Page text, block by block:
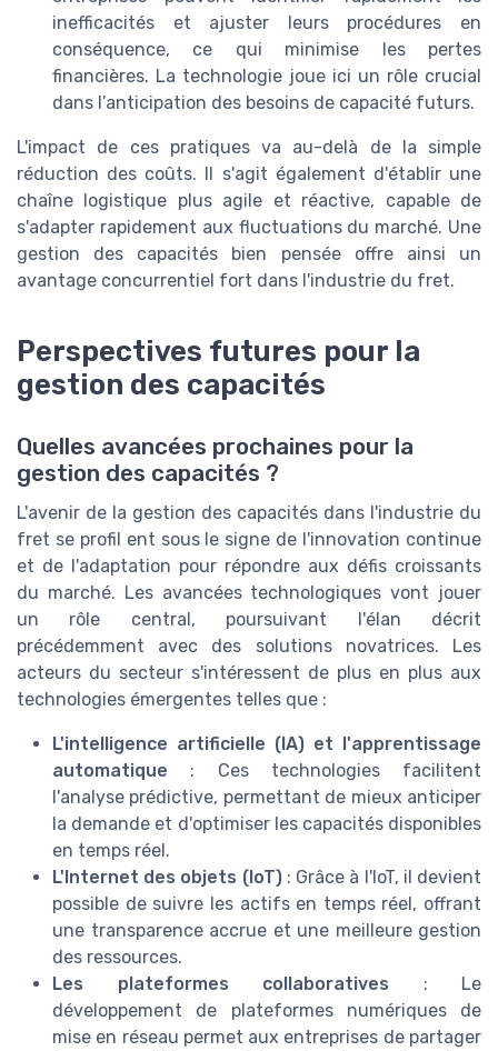
inefficacités et ajuster leurs procédures en
conséquence, ce qui minimise les pertes
financières. La technologie joue ici un rôle crucial
dans l’anticipation des besoins de capacité futurs.
L'impact de ces pratiques va au-delà de la simple
réduction des coûts. Il s'agit également d'établir une
chaîne logistique plus agile et réactive, capable de
s'adapter rapidement aux fluctuations du marché. Une
gestion des capacités bien pensée offre ainsi un
avantage concurrentiel fort dans l'industrie du fret.
Perspectives futures pour la
gestion des capacités
Quelles avancées prochaines pour la
gestion des capacités ?
L'avenir de la gestion des capacités dans l'industrie du
fret se profil ent sous le signe de l'innovation continue
et de l'adaptation pour répondre aux défis croissants
du marché. Les avancées technologiques vont jouer
un rôle central, poursuivant l'élan décrit
précédemment avec des solutions novatrices. Les
acteurs du secteur s'intéressent de plus en plus aux
technologies émergentes telles que :
L'intelligence artificielle (IA) et l'apprentissage
automatique : Ces technologies facilitent
l'analyse prédictive, permettant de mieux anticiper
la demande et d'optimiser les capacités disponibles
en temps réel.
L'Internet des objets (IoT): Grâce à l'IoT, il devient
possible de suivre les actifs en temps réel, offrant
une transparence accrue et une meilleure gestion
des ressources.
Les plateformes collaboratives : Le
développement de plateformes numériques de
mise en réseau permet aux entreprises de partager